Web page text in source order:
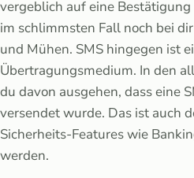
vergeblich auf eine
im schlimmsten Fall noch bei
und Mühen. SMS hingegen ist
Übertragungsmedium. In den
du davon ausgehen, dass eine
versendet wurde. Das ist auch
Sicherheits-Features wie
werden.